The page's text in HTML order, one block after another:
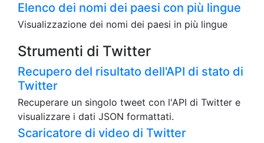
Elenco dei nomi dei paesi con più lingue
Visualizzazione dei nomi dei paesi in più lingue
Strumenti di Twitter
Recupero del risultato dell'API di stato di
Twitter
Recuperare un singolo tweet con l'API di Twitter e
visualizzare i dati JSON formattati.
Scaricatore di video di Twitter